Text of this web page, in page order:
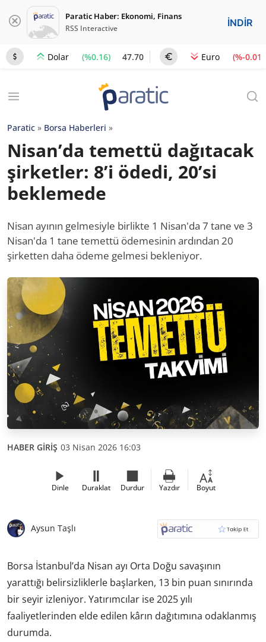
Paratic Haber: Ekonomi, Finans
RSS Interactive İNDİR
Dolar (%0.16) 47.70 Euro (%-0.01)
Paratic » Borsa Haberleri »
Nisan’da temettü dağıtacak
şirketler: 8’i ödedi, 20’si
beklemede
Nisan ayının gelmesiyle birlikte 1 Nisan'da 7 tane ve 3
Nisan'da 1 tane temettü ödemesinin ardından 20
şirketten daha ödeme gelmesi bekleniyor.
HABER GİRİŞ 03 Nisan 2026 16:03
Dinle Duraklat Durdur Yazdır Boyut
Aysun Taşlı
Borsa İstanbul’da Nisan ayı Orta Doğu savaşının
yarattığı belirsizliklerle başlarken, 13 bin puan sınırında
bir seyir izleniyor. Yatırımcılar ise 2025 yılı
faaliyetlerinden elde edilen kârın dağıtımına odaklanmış
durumda.